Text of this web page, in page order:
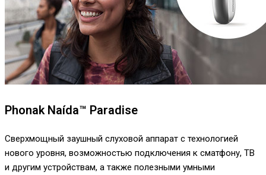
Phonak Naída™ Paradise
Сверхмощный заушный слуховой аппарат с технологией
нового уровня, возможностью подключения к сматфону, ТВ
и другим устройствам, а также полезными умными